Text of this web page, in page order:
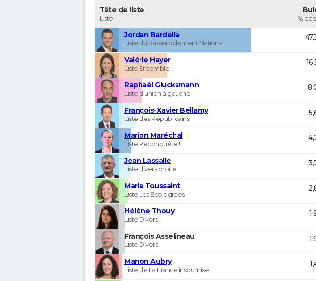
Tête de liste
Liste %
Jordan Bardella
Liste du Rassemblement National
Valérie Hayer
Liste Ensemble
Raphaël Glucksmann
Liste d'union à gauche
François-Xavier Bellamy
Liste des Républicains
Marion Maréchal
Liste Reconquête !
Jean Lassalle
Liste divers droite
Marie Toussaint
Liste Les Ecologistes
Hélène Thouy
Liste Divers
François Asselineau
Liste Divers
Manon Aubry
Liste de La France insoumise